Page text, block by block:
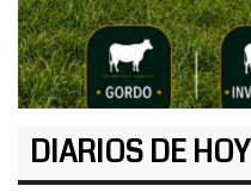
DIARIOS DE HOY